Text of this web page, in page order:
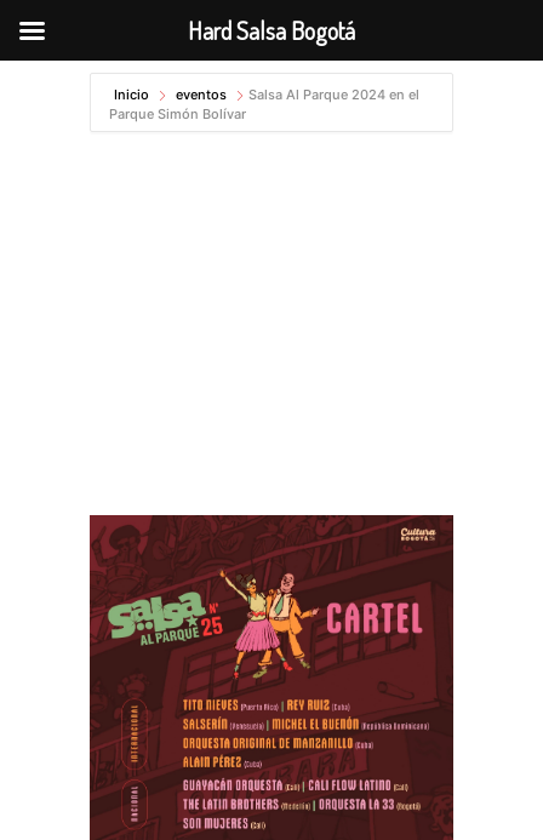
contenido
Inicio eventos
Salsa Al Parque 2024 en el
Parque Simón Bolívar
Hard Salsa Bogotá